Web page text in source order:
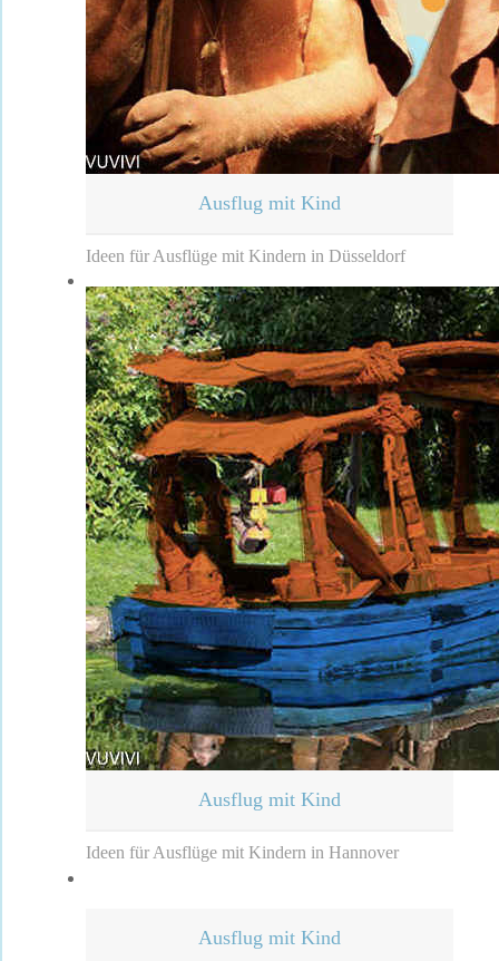
Ausflug mit Kind
Ideen für Ausflüge mit Kindern in Düsseldorf
Ausflug mit Kind
Ideen für Ausflüge mit Kindern in Hannover
Ausflug mit Kind